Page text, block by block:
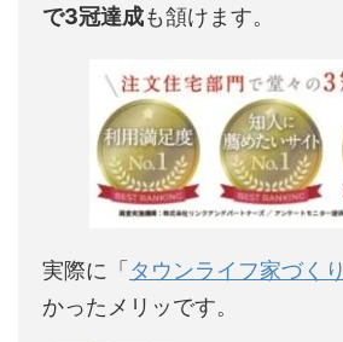
で3冠達成も頷けます。
実際に「 タウンライフ家づくり
かったメリッです。